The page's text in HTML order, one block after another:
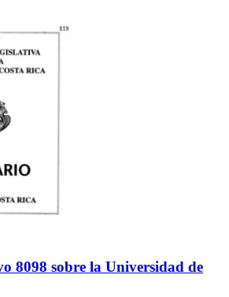
8098 sobre la Universidad de